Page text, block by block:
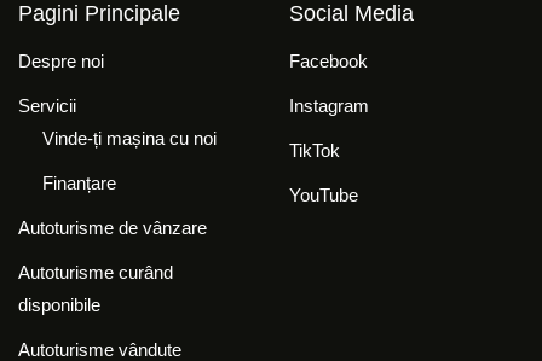
Pagini Principale
Despre noi
Servicii
Vinde-ți mașina cu noi
Finanțare
Autoturisme de vânzare
Autoturisme curând
disponibile
Autoturisme vândute
Social Media
Facebook
Instagram
TikTok
YouTube